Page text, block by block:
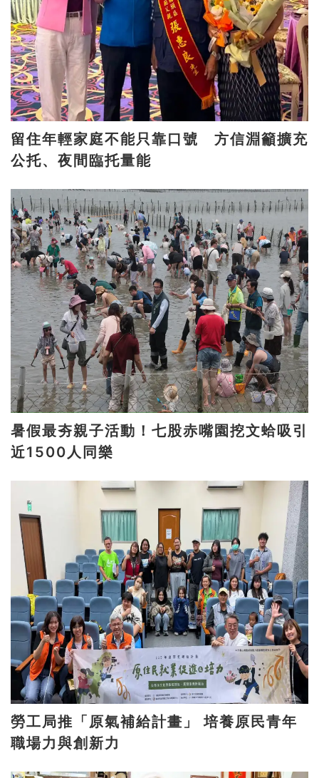
留住年輕家庭不能只靠口號 方信淵籲擴充
公托、夜間臨托量能
暑假最夯親子活動！七股赤嘴園挖文蛤吸引
近1500人同樂
勞工局推「原氣補給計畫」 培養原民青年
職場力與創新力